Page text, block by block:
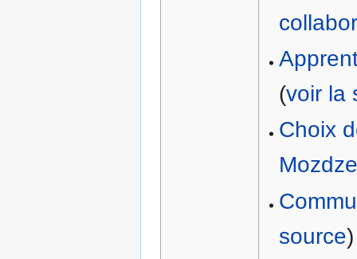
(voir la
Choix
source)